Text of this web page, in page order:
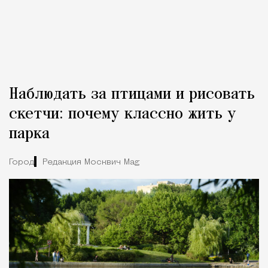
Наблюдать за птицами и рисовать
скетчи: почему классно жить у
парка
Город Редакция Москвич Mag